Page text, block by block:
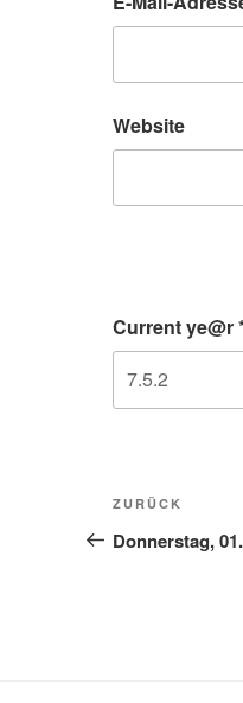
Website
Current ye@r
Vorheriger
Beitrag
ZURÜCK
Donnerstag,